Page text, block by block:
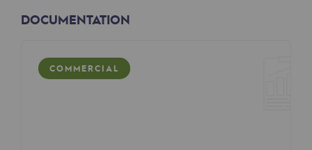
Acteur engagé
Ambition RSE
DOCUMENTATION
COMMERCIAL